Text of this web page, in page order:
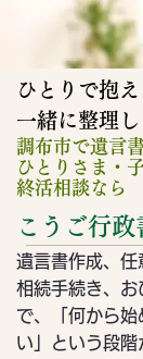
ひとりで抱
一緒に整理し
調布市で遺言
ひとりさま・
終活相談なら
こうご行
遺言書作成、任
相続手続き、お
で、「何から始
い」という段階